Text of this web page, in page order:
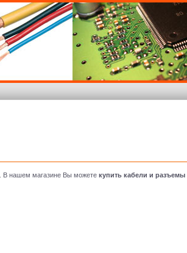
. В нашем магазине Вы можете купить кабели и разъемы